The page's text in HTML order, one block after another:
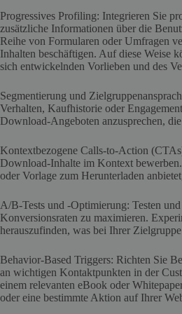
Progressives Profiling: Integrieren Sie
zusätzliche Informationen über die
Reihe von Formularen oder Umfragen
Inhalten beschäftigen. Auf diese Weise
sich entwickelnden Vorlieben und des
Segmentierung und
Verhalten, Kaufhistorie oder
Download-Angeboten anzusprechen,
Kontextbezogene Calls-to-Action
Download-Inhalte im Kontext
oder Vorlage zum Herunterladen
A/B-Tests und -Optimierung: Testen
Konversionsraten zu maximieren.
herauszufinden, was bei Ihrer
Behavior-Based Triggers: Richten Sie
an wichtigen Kontaktpunkten in der
einem relevanten eBook oder
oder eine bestimmte Aktion auf Ihrer